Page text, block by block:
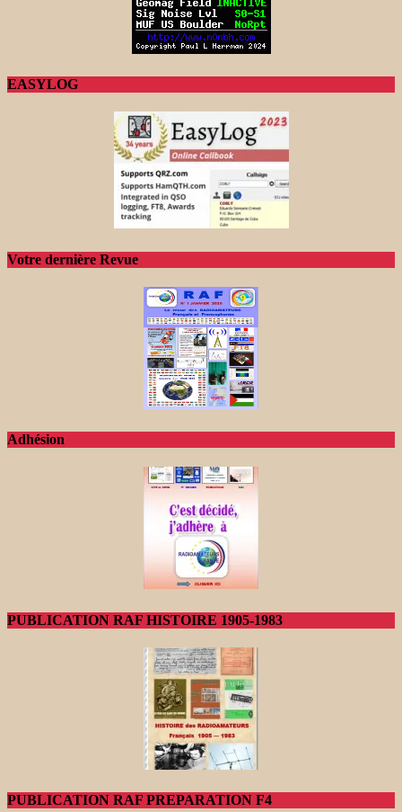
EASYLOG
Votre dernière Revue
Adhésion
PUBLICATION RAF HISTOIRE 1905-1983
PUBLICATION RAF PREPARATION F4